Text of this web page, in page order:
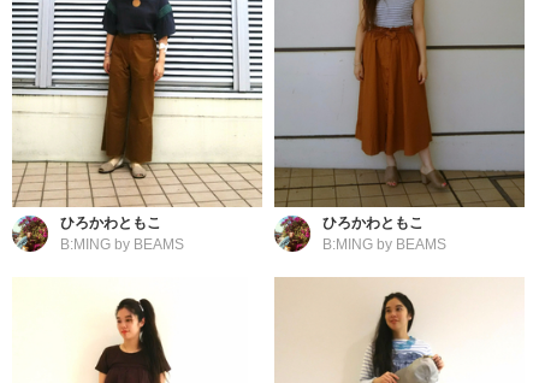
ひろかわともこ
B:MING by BEAMS
ひろかわともこ
B:MING by BEAMS